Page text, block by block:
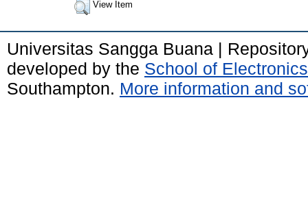
View Item
Universitas Sangga Buana |
developed by the School of
Southampton. More information and